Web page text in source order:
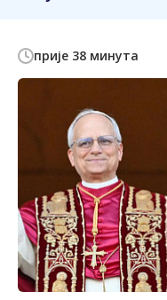
прије 38 минута